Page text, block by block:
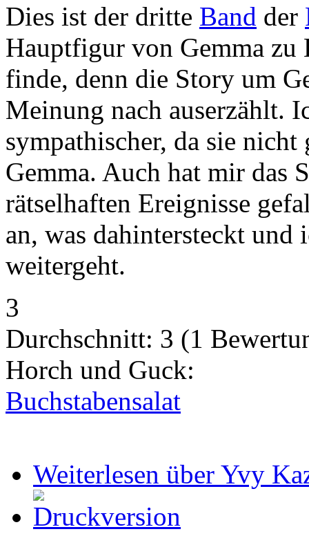
Dies ist der dritte Band der
Hauptfigur von Gemma zu
finde, denn die Story um
Meinung nach auserzählt.
sympathischer, da sie
Gemma. Auch hat mir das
rätselhaften Ereignisse
an, was dahintersteckt
weitergeht.
3
Durchschnitt: 3 (1
Horch und Guck:
Buchstabensalat
Weiterlesen über Yvy